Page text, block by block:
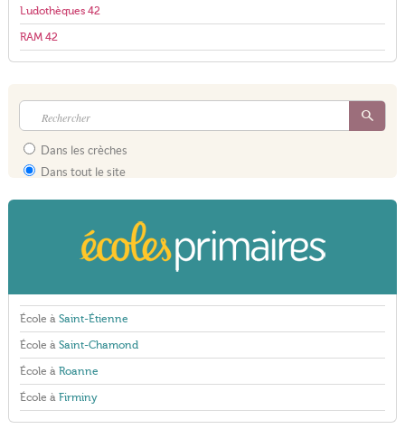
Ludothèques 42
RAM 42
Dans les crèches
Dans tout le site
École à Saint-Étienne
École à Saint-Chamond
École à Roanne
École à Firminy